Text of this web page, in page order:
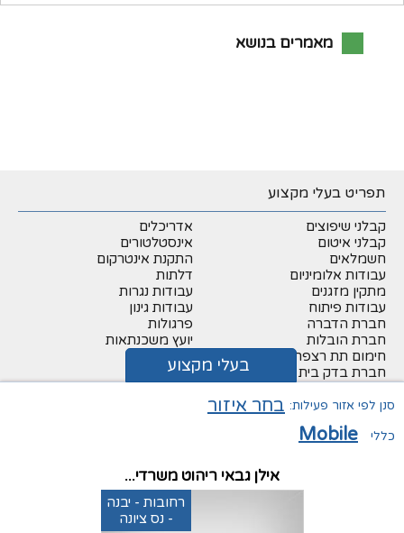
מאמרים בנושא
תפריט בעלי מקצוע
קבלני שיפוצים
אדריכלים
קבלני איטום
אינסטלטורים
חשמלאים
התקנת אינטרקום
עבודות אלומיניום
דלתות
מתקין מזגנים
עבודות נגרות
עבודות פיתוח
עבודות גינון
חברת הדברה
פרגולות
חברת הובלות
יועץ משכנתאות
חימום תת רצפתי
חברת בדק בית
יועץ בטיחות
פרקטים
עבודות צבע
כללי
בעלי מקצוע – הרשמה
בעלי מקצוע – עדכון דף עסקי
בעלי מקצוע
סנן לפי אזור פעילות: בחר איזור
כללי Mobile
אילן גבאי ריהוט משרדי...
רחובות - יבנה
- נס ציונה